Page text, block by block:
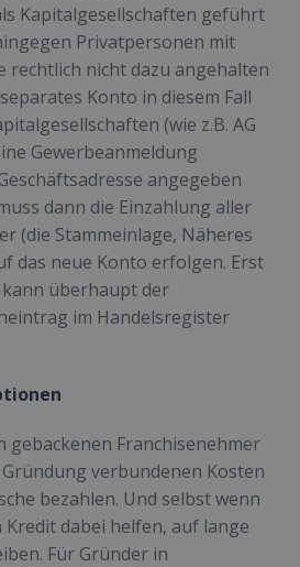
Kapitalgesellschaften geführt
Privatpersonen mit
rechtlich nicht dazu angehalten
Konto in diesem Fall
(wie z.B. AG
Gewerbeanmeldung
angegeben
dann die Einzahlung aller
(die Stammeinlage, Näheres
das neue Konto erfolgen. Erst
kann überhaupt der
im Handelsregister
gebackenen Franchisenehmer
verbundenen Kosten
bezahlen. Und selbst wenn
Kredit dabei helfen, auf lange
Für Gründer in